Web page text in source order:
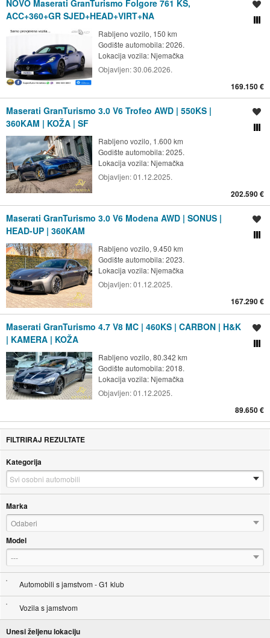
NOVO Maserati GranTurismo Folgore 761 KS,
ACC+360+GR SJED+HEAD+VIRT+NA
Rabljeno vozilo, 150 km
Godište automobila: 2026.
Lokacija vozila: Njemačka
Objavljen:30.06.2026.
169.150 €
Maserati GranTurismo 3.0 V6 Trofeo AWD | 550KS |
360KAM | KOŽA | SF
Rabljeno vozilo, 1.600 km
Godište automobila: 2025.
Lokacija vozila: Njemačka
Objavljen:01.12.2025.
202.590 €
Maserati GranTurismo 3.0 V6 Modena AWD | SONUS |
HEAD-UP | 360KAM
Rabljeno vozilo, 9.450 km
Godište automobila: 2023.
Lokacija vozila: Njemačka
Objavljen:01.12.2025.
167.290 €
Maserati GranTurismo 4.7 V8 MC | 460KS | CARBON | H&K
| KAMERA | KOŽA
Rabljeno vozilo, 80.342 km
Godište automobila: 2018.
Lokacija vozila: Njemačka
Objavljen:01.12.2025.
89.650 €
FILTRIRAJ REZULTATE
Kategorija
Marka
Odaberi
Model
---
Automobili s jamstvom - G1 klub
Vozila s jamstvom
Unesi željenu lokaciju